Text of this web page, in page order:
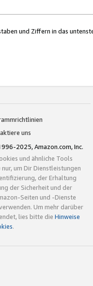
und Ziffern in das
uns
2025, Amazon.com, Inc.
und ähnliche Tools
um Dir Dienstleistungen
der Erhaltung
der Sicherheit und der
Seiten und -Dienste
Um mehr darüber
lies bitte die Hinweise
.